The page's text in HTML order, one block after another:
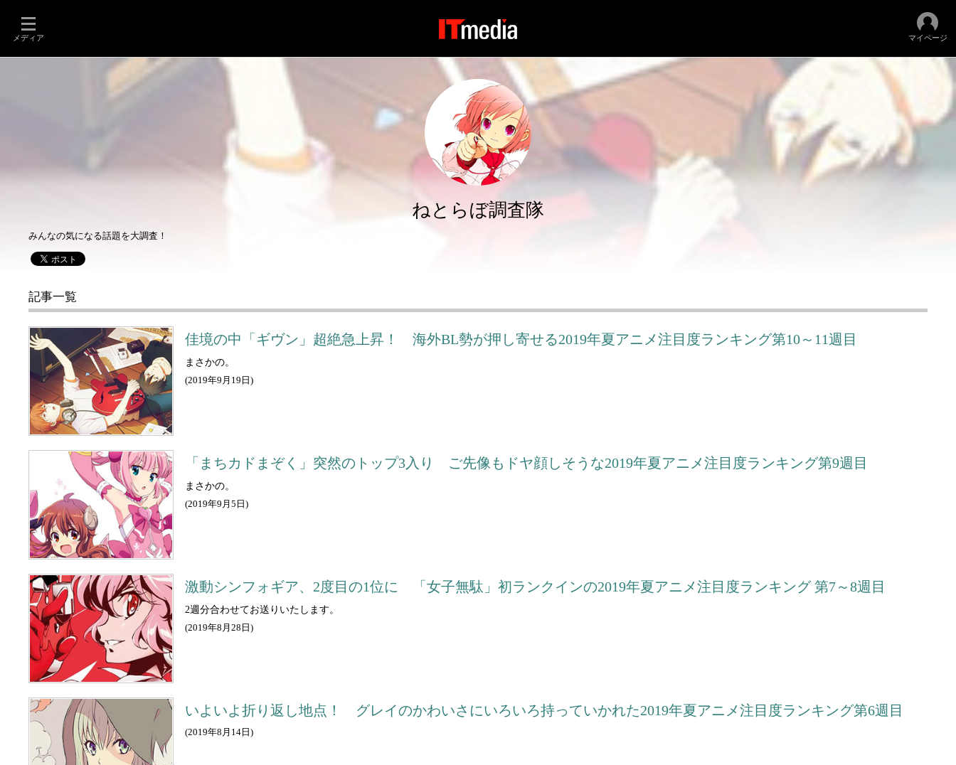
メディア マイページ
ねとらぼ調査隊
みんなの気になる話題を大調査！
記事一覧
佳境の中「ギヴン」超絶急上昇！ 海外BL勢が押し寄せる2019年夏アニメ注目度ランキング第10～11週目
まさかの。
(2019年9月19日 )
「まちカドまぞく」突然のトップ3入り ご先像もドヤ顔しそうな2019年夏アニメ注目度ランキング第9週目
まさかの。
(2019年9月5日 )
激動シンフォギア、2度目の1位に 「女子無駄」初ランクインの2019年夏アニメ注目度ランキング 第7～8週目
2週分合わせてお送りいたします。
(2019年8月28日 )
いよいよ折り返し地点！ グレイのかわいさにいろいろ持っていかれた2019年夏アニメ注目度ランキング第6週目
(2019年8月14日 )